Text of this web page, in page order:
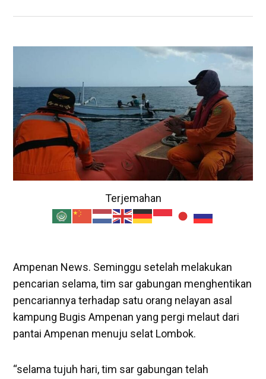
Terjemahan
Ampenan News. Seminggu setelah melakukan
pencarian selama, tim sar gabungan menghentikan
pencariannya terhadap satu orang nelayan asal
kampung Bugis Ampenan yang pergi melaut dari
pantai Ampenan menuju selat Lombok.
“selama tujuh hari, tim sar gabungan telah